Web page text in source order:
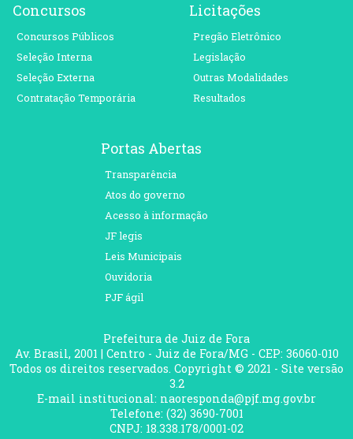
Concursos
Concursos Públicos
Seleção Interna
Seleção Externa
Contratação Temporária
Licitações
Pregão Eletrônico
Legislação
Outras Modalidades
Resultados
Portas Abertas
Transparência
Atos do governo
Acesso à informação
JF legis
Leis Municipais
Ouvidoria
PJF ágil
Prefeitura de Juiz de Fora
Av. Brasil, 2001 | Centro - Juiz de Fora/MG - CEP: 36060-010
Todos os direitos reservados. Copyright © 2021 - Site versão
3.2
E-mail institucional: naoresponda@pjf.mg.gov.br
Telefone: (32) 3690-7001
CNPJ: 18.338.178/0001-02